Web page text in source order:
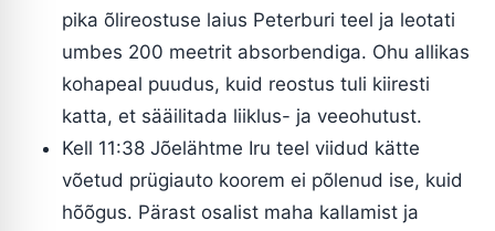
pika õlireostuse laius Peterburi teel ja leotati
umbes 200 meetrit absorbendiga. Ohu allikas
kohapeal puudus, kuid reostus tuli kiiresti
katta, et sääilitada liiklus- ja veeohutust.
Kell 11:38 Jõelähtme Iru teel viidud kätte
võetud prügiauto koorem ei põlenud ise, kuid
hõõgus. Pärast osalist maha kallamist ja